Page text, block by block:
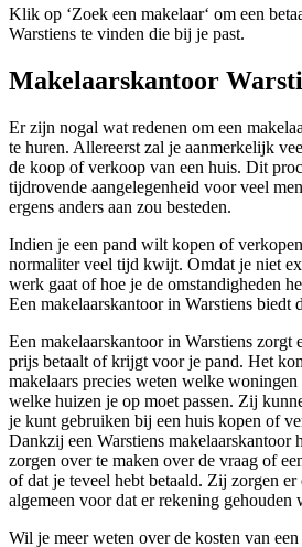
Klik op ‘Zoek een makelaar‘ om een
Warstiens te vinden die bij je past.
Makelaarskantoor
Er zijn nogal wat redenen om een
te huren. Allereerst zal je aanmerkelijk
de koop of verkoop van een huis. Dit
tijdrovende aangelegenheid voor veel
ergens anders aan zou besteden.
Indien je een pand wilt kopen of
normaliter veel tijd kwijt. Omdat je niet
werk gaat of hoe je de omstandigheden
Een makelaarskantoor in Warstiens biedt
Een makelaarskantoor in Warstiens zorgt
prijs betaalt of krijgt voor je pand. Het
makelaars precies weten welke
welke huizen je op moet passen. Zij
je kunt gebruiken bij een huis kopen of
Dankzij een Warstiens makelaarskantoor
zorgen over te maken over de vraag of
of dat je teveel hebt betaald. Zij zorgen
algemeen voor dat er rekening gehouden
Wil je meer weten over de kosten van